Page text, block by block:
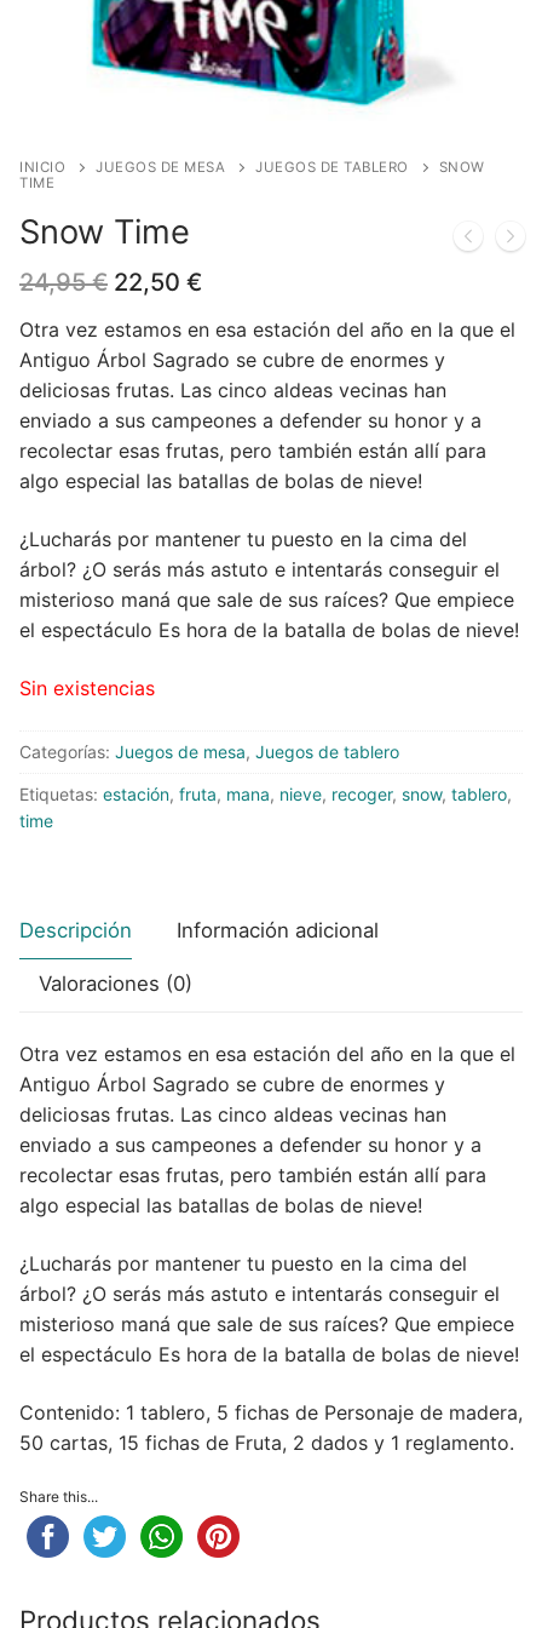
Juegos de cartas
Juegos de dados
Juegos infantiles
Juegos de Rol
Juegos de miniaturas
Cómics
Europeo
USA
DC Comics
Marvel Comics
Independiente
Harry Potter
Merchandising
Figuras
Funko POP!
Tazas/Vasos
Bandoleras/Bolsos
Felpudos/alfombras
Puzzles
Posters
Peluches
Varios
Literatura
Liquidaciones
Contacto
INICIO JUEGOS DE MESA JUEGOS DE TABLERO
SNOW
TIME
Snow Time
24,95€ El
precio
original
era:
24,95 €.
22,50 €
actual
es:
22,50 €.
Otra vez estamos en esa estación del año en la que el
Antiguo Árbol Sagrado se cubre de enormes y
deliciosas frutas. Las cinco aldeas vecinas han
enviado a sus campeones a defender su honor y a
recolectar esas frutas, pero también están allí para
algo especial las batallas de bolas de nieve!
¿Lucharás por mantener tu puesto en la cima del
árbol? ¿O serás más astuto e intentarás conseguir el
misterioso maná que sale de sus raíces? Que empiece
el espectáculo Es hora de la batalla de bolas de nieve!
Sin existencias
Categorías: Juegos de mesa, Juegos de tablero
Etiquetas: estación, fruta, mana, nieve, recoger, snow, tablero,
time
Descripción Información adicional
Valoraciones (0)
Otra vez estamos en esa estación del año en la que el
Antiguo Árbol Sagrado se cubre de enormes y
deliciosas frutas. Las cinco aldeas vecinas han
enviado a sus campeones a defender su honor y a
recolectar esas frutas, pero también están allí para
algo especial las batallas de bolas de nieve!
¿Lucharás por mantener tu puesto en la cima del
árbol? ¿O serás más astuto e intentarás conseguir el
misterioso maná que sale de sus raíces? Que empiece
el espectáculo Es hora de la batalla de bolas de nieve!
Contenido: 1 tablero, 5 fichas de Personaje de madera,
50 cartas, 15 fichas de Fruta, 2 dados y 1 reglamento.
Share this...
Productos relacionados